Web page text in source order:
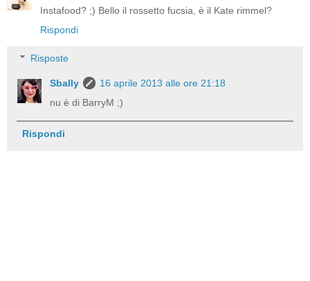
Instafood? ;) Bello il rossetto fucsia, è il Kate rimmel?
Rispondi
Risposte
Sbally
16 aprile 2013 alle ore 21:18
nu è di BarryM ;)
Rispondi